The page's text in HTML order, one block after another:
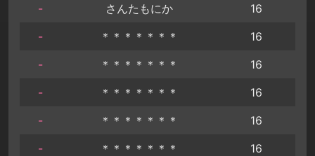
-
さんたもにか
16
-
＊＊＊＊＊＊＊
16
-
＊＊＊＊＊＊＊
16
-
＊＊＊＊＊＊＊
16
-
＊＊＊＊＊＊＊
16
-
＊＊＊＊＊＊＊
16